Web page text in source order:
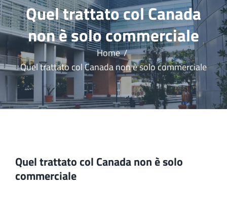
Quel trattato col Canada
non è solo commerciale
Home
Quel trattato col Canada non è solo commerciale
Quel trattato col Canada non è solo
commerciale